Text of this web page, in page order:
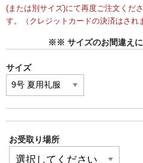
(または別サイズ)にて再度ご注文くだ
す。（クレジットカードの決済はされ
※※ サイズのお間違え
サイズ
お受取り場所